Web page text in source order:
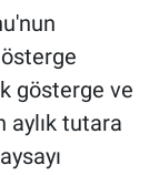
gösterge ve
aylık tutara